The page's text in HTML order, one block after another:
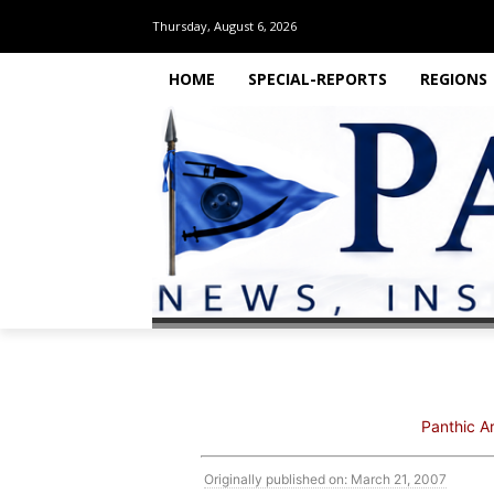
Thursday, August 6, 2026
HOME SPECIAL-REPORTS REGIONS
Panthic
Originally published on: March 21, 2007